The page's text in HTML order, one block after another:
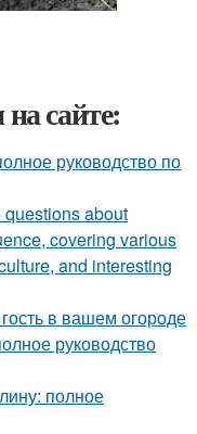
сайте:
руководство по
about
covering various
and interesting
в вашем огороде
руководство
полное